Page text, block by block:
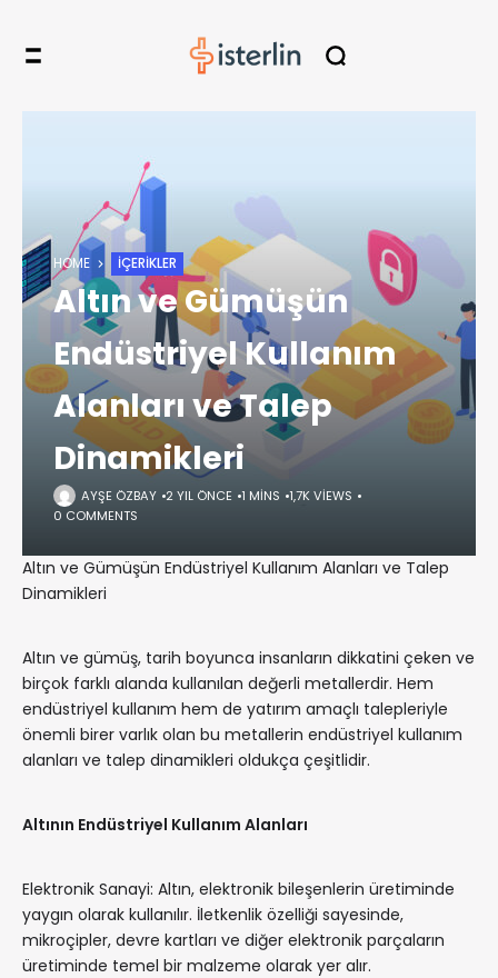
HOME İÇERIKLER
Altın ve Gümüşün
Endüstriyel Kullanım
Alanları ve Talep
Dinamikleri
AYŞE ÖZBAY 2 YIL ÖNCE 1 MINS 1,7K VIEWS
0 COMMENTS
Altın ve Gümüşün Endüstriyel Kullanım Alanları ve Talep
Dinamikleri
Altın ve gümüş, tarih boyunca insanların dikkatini çeken ve
birçok farklı alanda kullanılan değerli metallerdir. Hem
endüstriyel kullanım hem de yatırım amaçlı talepleriyle
önemli birer varlık olan bu metallerin endüstriyel kullanım
alanları ve talep dinamikleri oldukça çeşitlidir.
Altının Endüstriyel Kullanım Alanları
Elektronik Sanayi: Altın, elektronik bileşenlerin üretiminde
yaygın olarak kullanılır. İletkenlik özelliği sayesinde,
mikroçipler, devre kartları ve diğer elektronik parçaların
üretiminde temel bir malzeme olarak yer alır.